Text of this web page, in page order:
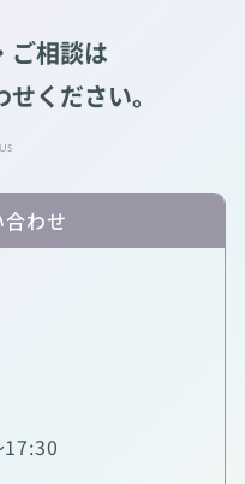
ご相談は
ください。
わせ